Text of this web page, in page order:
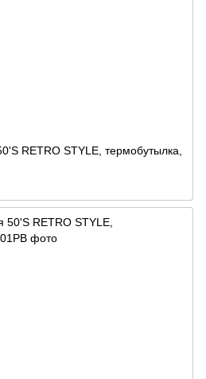
RETRO STYLE, термобутылка,